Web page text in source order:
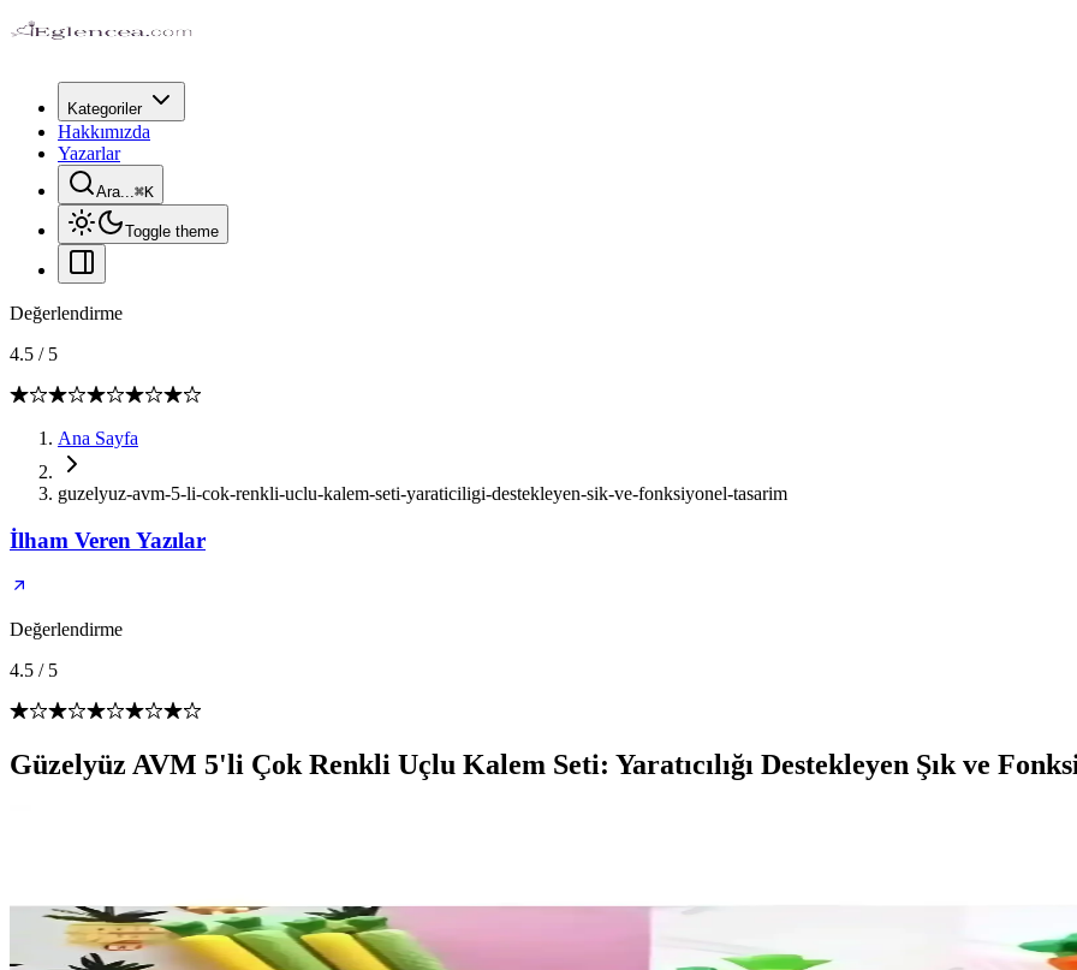
Kategoriler
Hakkımızda
Yazarlar
Ara...⌘K
Toggle theme
Değerlendirme
4.5 / 5
Ana Sayfa
guzelyuz-avm-5-li-cok-renkli-uclu-kalem-seti-yaraticiligi-destekleyen-sik-ve-fonksiyonel-tasarim
İlham Veren Yazılar
Değerlendirme
4.5 / 5
Güzelyüz AVM 5'li Çok Renkli Uçlu Kalem Seti: Yaratıcılığı Destekleyen Şık ve